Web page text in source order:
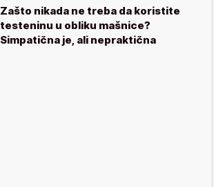
Zašto nikada ne treba da koristite
testeninu u obliku mašnice?
Simpatična je, ali nepraktična